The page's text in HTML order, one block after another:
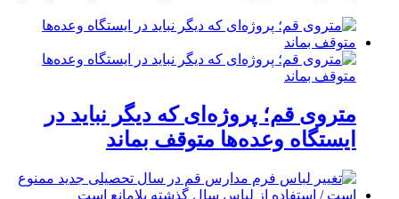
متروی قم؛ پروژه‌ای که دیگر نباید در
ایستگاه وعده‌ها متوقف بماند